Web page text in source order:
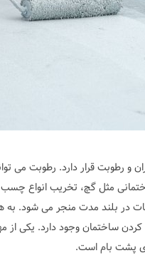
قرار دارد. رطوبت می
مثل گچ، تخریب انواع
در بلند مدت منجر می شود. به
کردن ساختمان وجود دارد. یکی از
پشت بام است.